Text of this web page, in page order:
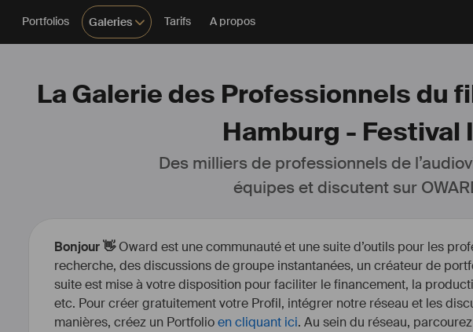
Portfolios Galeries Tarifs A propos
La Galerie des Professionnels du
Hamburg - Festival
Des milliers de professionnels de
équipes et discutent sur
Bonjour 👋Oward est une communauté et une suite d’outils pour les
recherche, des discussions de groupe instantanées, un créateur de
suite est mise à votre disposition pour faciliter le financement, la
etc. Pour créer gratuitement votre Profil, intégrer notre réseau et les
manières, créez un Portfolioen cliquant ici. Au sein du réseau,